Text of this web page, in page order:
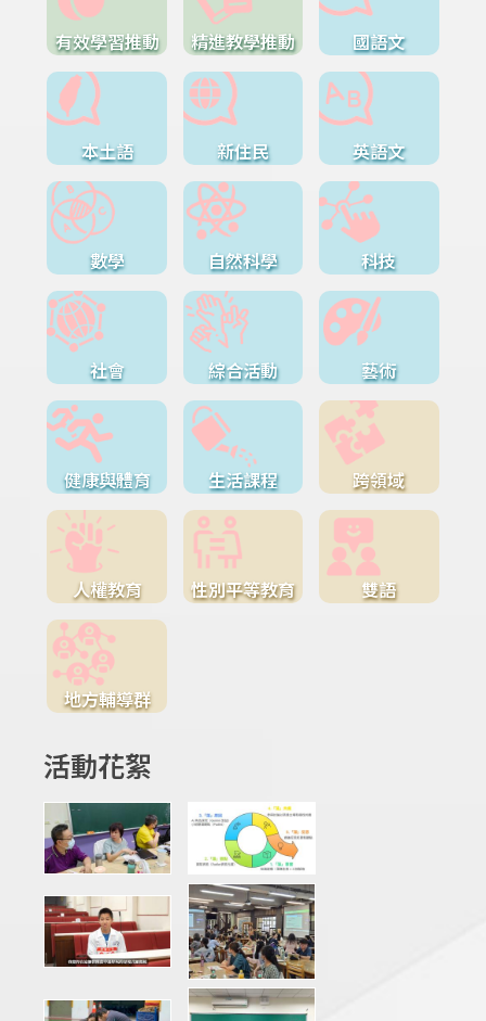
有效學習推動 精進教學推動 國語文
本土語 新住民 英語文
數學 自然科學 科技
社會 綜合活動 藝術
健康與體育 生活課程 跨領域
人權教育 性別平等教育 雙語
地方輔導群
活動花絮